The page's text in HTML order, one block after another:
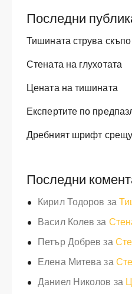
Последни
Тишината струва скъпо
Стената на глухотата
Цената на тишината
Експертите по
Дребният шрифт
Последни
Кирил Тодоров за
Васил Колев за
Петър Добрев за
Елена Митеваза
Даниел Николов за